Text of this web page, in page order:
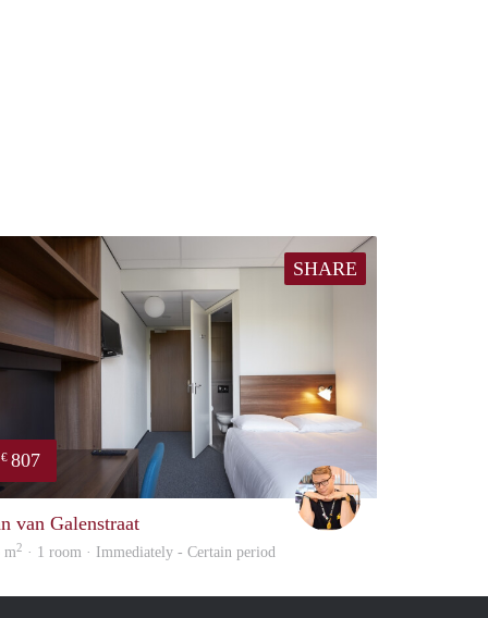
SHARE
€ 807
van Galenstraat
m2 · 1 room · Immediately - Certain period